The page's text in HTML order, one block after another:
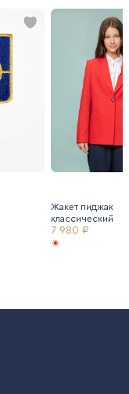
Жакет пиджак
классический
7 980 ₽